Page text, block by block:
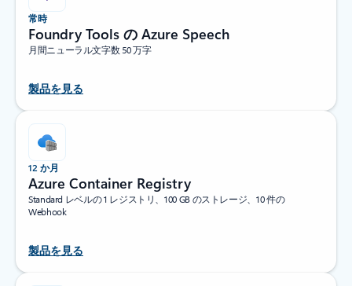
常時
Foundry Tools の Azure Speech
月間ニューラル文字数 50 万字
製品を見る
12 か月
Azure Container Registry
Standard レベルの 1 レジストリ、100 GB のストレージ、10 件の
Webhook
製品を見る